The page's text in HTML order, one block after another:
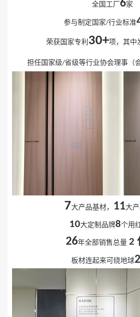
全国工厂6家
参与制定国家/行业标准
荣获国家专利 30+项，其中
担任国家级/省级等行业协会理事（
7大产品基材， 11大
10大定制品牌8个用
26年全部销售总量 2
板材连起来可绕地球